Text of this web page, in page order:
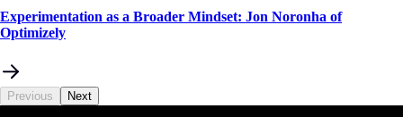
Experimentation as a Broader Mindset: Jon Noronha of
Optimizely
Previous Next